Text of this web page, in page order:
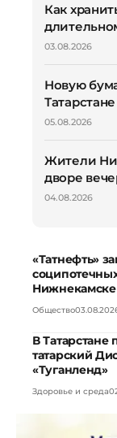
Как
03.08.2026
Новую
Татарстане
05.08.2026
Жители
дворе
04.08.2026
«Татнефть»
Нижнекамске
Общество
В Татарстане
татарский
«Туганленд»
Здоровье и среда